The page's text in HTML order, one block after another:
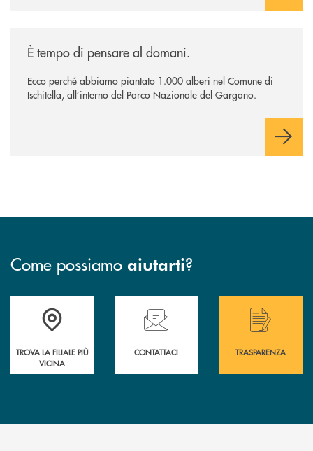
È tempo di pensare al domani.
Ecco perché abbiamo piantato 1.000 alberi nel Comune di
Ischitella, all’interno del Parco Nazionale del Gargano.
Come possiamo aiutarti?
Accedi all' elenco completo delle filiali .
TROVA LA FILIALE PIÙ
VICINA
Hai bisogno di assistenza immediata?
CONTATTACI
Hai bisogno di
TRASPARENZA